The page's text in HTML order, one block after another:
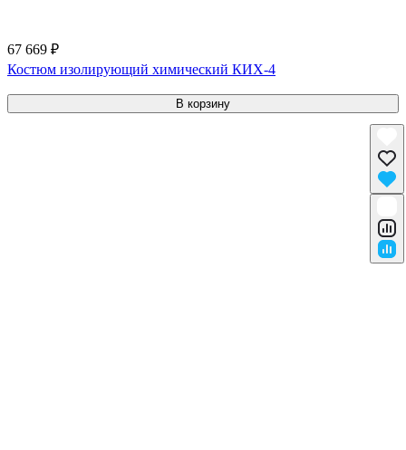
67 669 ₽
Костюм изолирующий химический КИХ-4
В корзину